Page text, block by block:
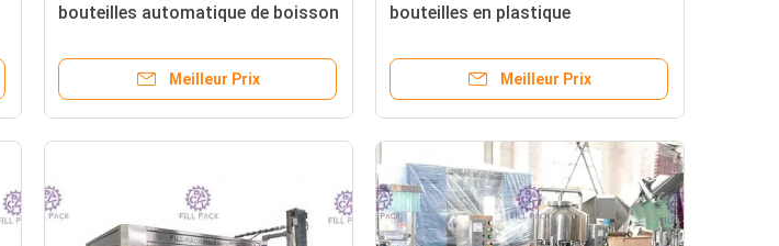
bouteilles automatique de boisson
Meilleur Prix
bouteilles en plastique
Meilleur Prix